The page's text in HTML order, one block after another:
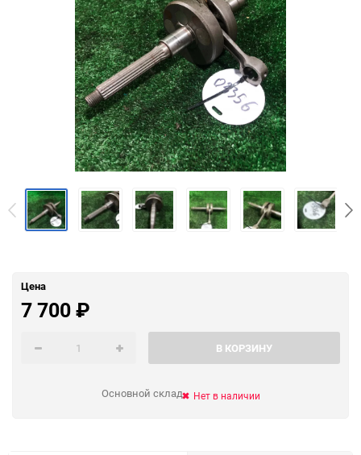
Цена
7 700₽
В КОРЗИНУ
Основной склад Нет в наличии